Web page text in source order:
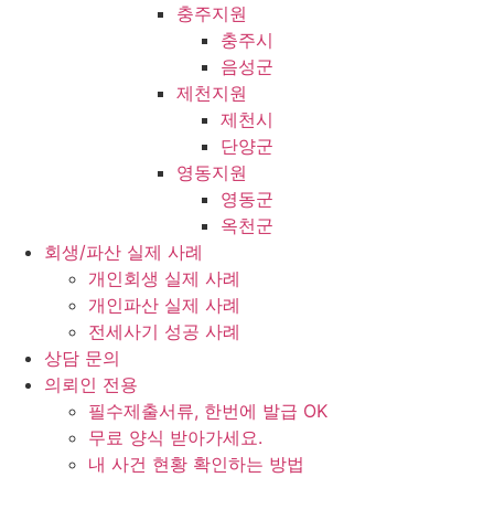
충주지원
충주시
음성군
제천지원
제천시
단양군
영동지원
영동군
옥천군
회생/파산 실제 사례
개인회생 실제 사례
개인파산 실제 사례
전세사기 성공 사례
상담 문의
의뢰인 전용
필수제출서류, 한번에 발급 OK
무료 양식 받아가세요.
내 사건 현황 확인하는 방법